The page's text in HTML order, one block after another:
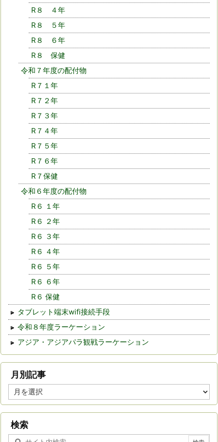
R８ ４年
R８ ５年
R８ ６年
R８ 保健
令和７年度の配付物
R７１年
R７２年
R７３年
R７４年
R７５年
R７６年
R７保健
令和６年度の配付物
R６ １年
R６ ２年
R６ ３年
R６ ４年
R６ ５年
R６ ６年
R６ 保健
タブレット端末wifi接続手段
令和８年度ラーケーション
アジア・アジアパラ観戦ラーケーション
月別記事
月
別
記
検索